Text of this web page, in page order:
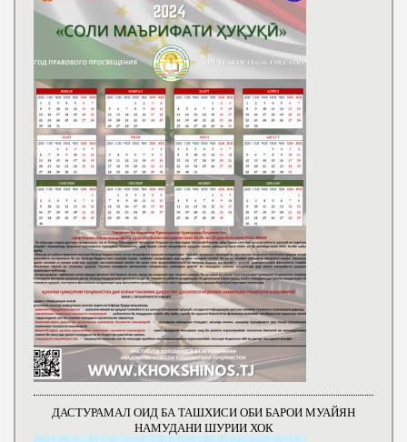
ДАСТУРАМАЛ ОИД БА ТАШХИСИ ОБИ БАРОИ МУАЙЯН
НАМУДАНИ ШУРИИ ХОК